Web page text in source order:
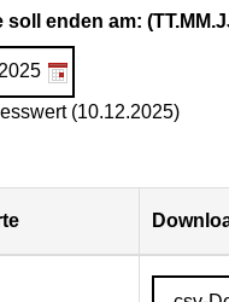
soll enden am:
(10.12.2025)